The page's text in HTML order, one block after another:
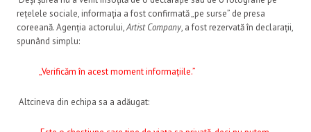
rețelele sociale, informația a fost confirmată „pe surse” de presa
coreeană. Agenția actorului,Artist Company, a fost rezervată în declarații,
spunând simplu:
„Verificăm în acest moment informațiile.”
Altcineva din echipa sa a adăugat: